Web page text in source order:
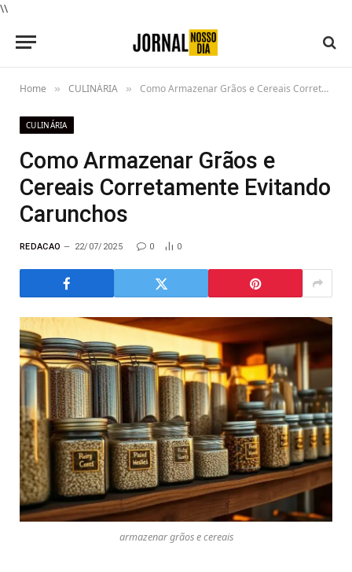
\\
Home » CULINÁRIA » Como Armazenar Grãos e Cereais Corretamente Evitando Carunchos
CULINÁRIA
Como Armazenar Grãos e
Cereais Corretamente Evitando
Carunchos
REDACAO 22/07/2025 0 0
armazenar grãos e cereais